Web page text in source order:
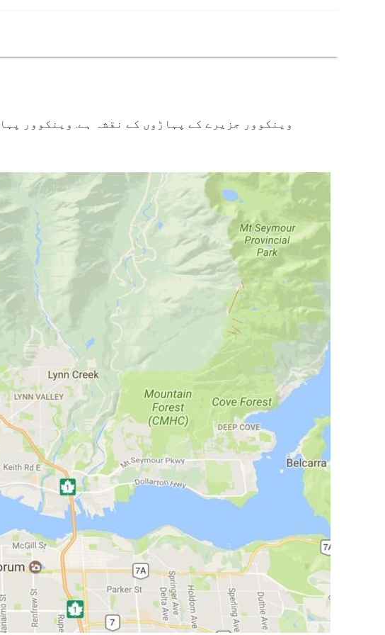
وینکوور جزیرے کے پہاڑوں کے نقشہ ہے. وینکوور